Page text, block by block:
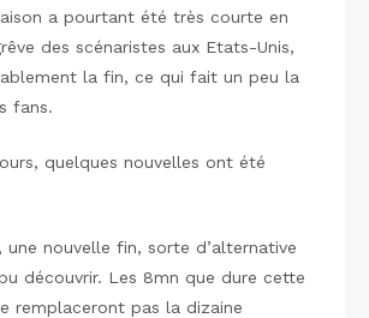
a pourtant été très courte en
des scénaristes aux Etats-Unis,
la fin, ce qui fait un peu la
fans.
quelques nouvelles ont été
une nouvelle fin, sorte d’alternative
découvrir. Les 8mn que dure cette
remplaceront pas la dizaine